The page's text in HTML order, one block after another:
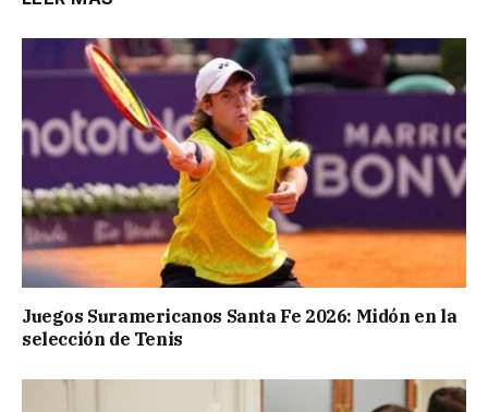
Juegos Suramericanos Santa Fe 2026: Midón en la
selección de Tenis